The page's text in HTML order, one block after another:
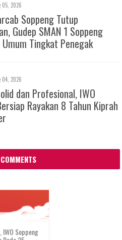
05, 2026
Soppeng Tutup
Gudep SMAN 1 Soppeng
Umum Tingkat Penegak
04, 2026
dan Profesional, IWO
Rayakan 8 Tahun Kiprah
IWO Soppeng